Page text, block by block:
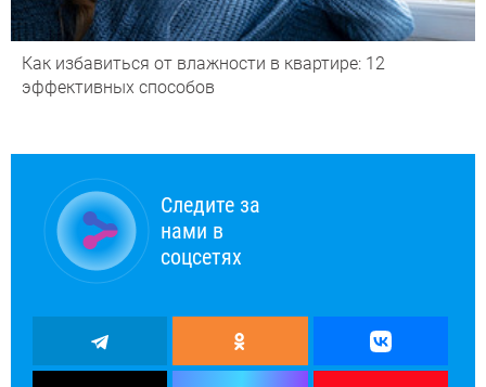
Как избавиться от влажности в квартире: 12
эффективных способов
Следите за
нами в
соцсетях